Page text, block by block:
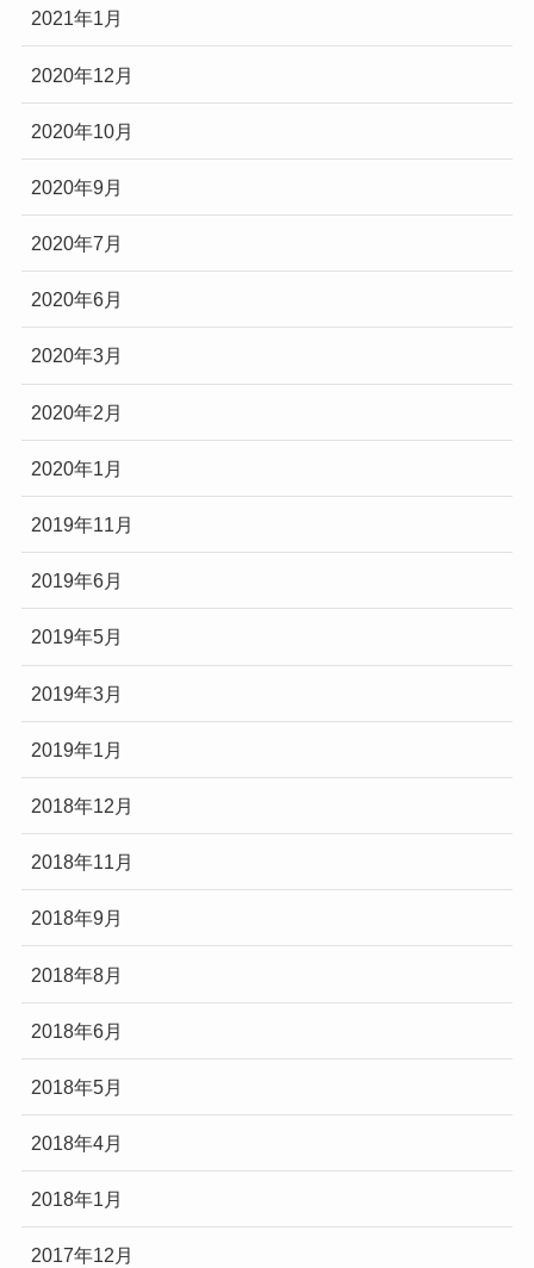
2021年1月
2020年12月
2020年10月
2020年9月
2020年7月
2020年6月
2020年3月
2020年2月
2020年1月
2019年11月
2019年6月
2019年5月
2019年3月
2019年1月
2018年12月
2018年11月
2018年9月
2018年8月
2018年6月
2018年5月
2018年4月
2018年1月
2017年12月